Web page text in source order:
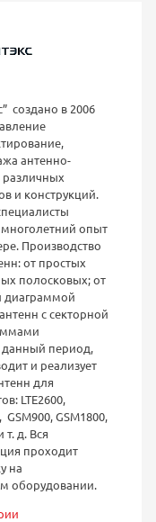
создано в 2006
антенно-
различных
и конструкций.
опыт
Производство
от простых
полосковых; от
диаграммой
с секторной
период,
и реализует
для
LTE2600,
GSM1800,
т. д. Вся
проходит
на
оборудовании.